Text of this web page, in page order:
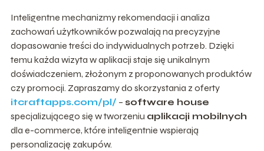
Inteligentne mechanizmy rekomendacji i analiza
zachowań użytkowników pozwalają na precyzyjne
dopasowanie treści do indywidualnych potrzeb. Dzięki
temu każda wizyta w aplikacji staje się unikalnym
doświadczeniem, złożonym z proponowanych produktów
czy promocji. Zapraszamy do skorzystania z oferty
itcraftapps.com/pl/ – software house
specjalizującego się w tworzeniu aplikacji mobilnych
dla e-commerce, które inteligentnie wspierają
personalizację zakupów.